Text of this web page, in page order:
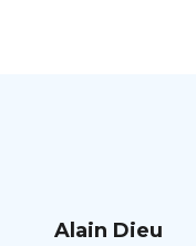
Alain Dieu